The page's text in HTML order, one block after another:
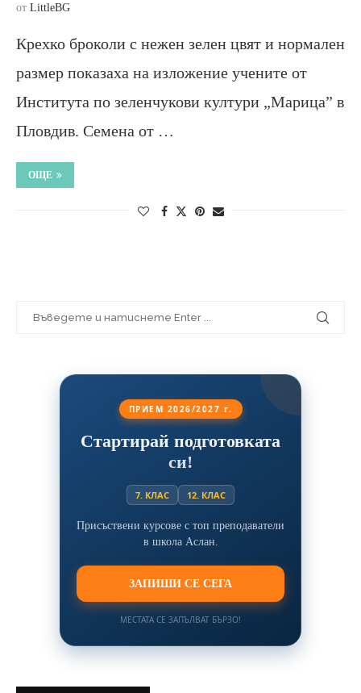
от LittleBG
Крехко броколи с нежен зелен цвят и нормален
размер показаха на изложение учените от
Института по зеленчукови култури „Марица” в
Пловдив. Семена от …
ОЩЕ
ПРИЕМ 2026/2027 г.
Стартирай подготовката
си!
7. КЛАС 12. КЛАС
Присъствени курсове с топ преподаватели
в школа Аслан.
ЗАПИШИ СЕ СЕГА
МЕСТАТА СЕ ЗАПЪЛВАТ БЪРЗО!